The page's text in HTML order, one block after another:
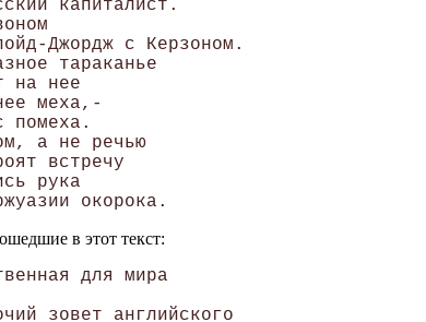
капиталист.
Джордж с Керзоном.
тараканье
на нее
меха,-
помеха.
а не речью
встречу
рука
в этот текст:
для мира
зовет английского